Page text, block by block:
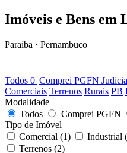
Imóveis e Bens em
Paraíba · Pernambuco
Todos 0 Comprei PGFN
Comerciais Terrenos Rurais PB
Modalidade
Todos
Comprei PGFN
Tipo de Imóvel
Comercial (1) Industrial
Terrenos (2)